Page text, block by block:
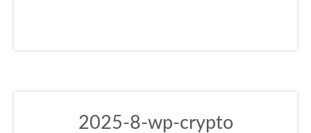
2025-8-wp-crypto